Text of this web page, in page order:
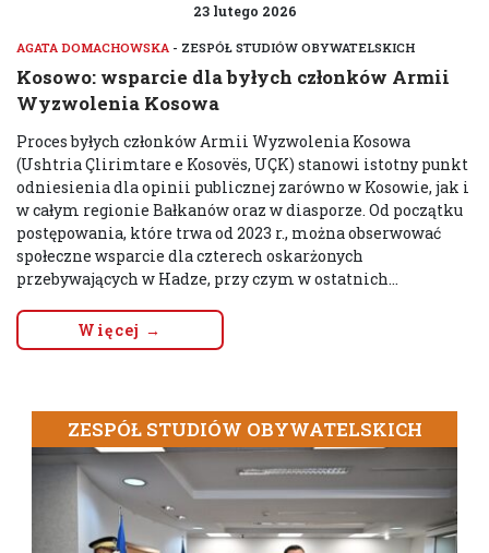
23 lutego 2026
AGATA DOMACHOWSKA - ZESPÓŁ STUDIÓW OBYWATELSKICH
Kosowo: wsparcie dla byłych członków Armii
Wyzwolenia Kosowa
Proces byłych członków Armii Wyzwolenia Kosowa
(Ushtria Çlirimtare e Kosovës, UÇK) stanowi istotny punkt
odniesienia dla opinii publicznej zarówno w Kosowie, jak i
w całym regionie Bałkanów oraz w diasporze. Od początku
postępowania, które trwa od 2023 r., można obserwować
społeczne wsparcie dla czterech oskarżonych
przebywających w Hadze, przy czym w ostatnich...
Więcej →
ZESPÓŁ STUDIÓW OBYWATELSKICH